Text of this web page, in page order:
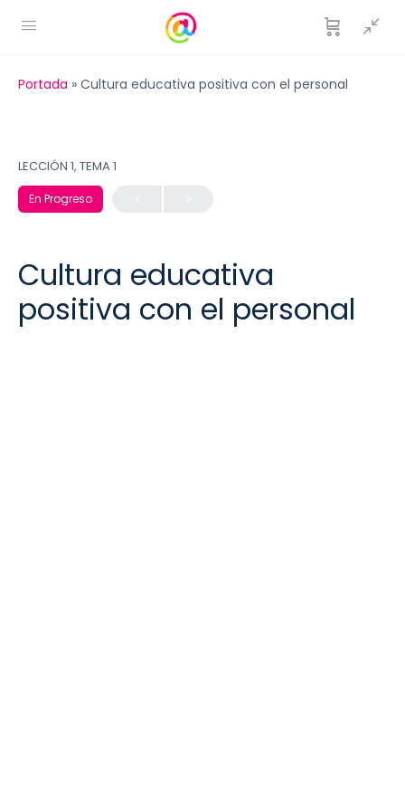
Portada » Cultura educativa positiva con el personal
LECCIÓN 1, TEMA 1
En Progreso
Cultura educativa
positiva con el personal